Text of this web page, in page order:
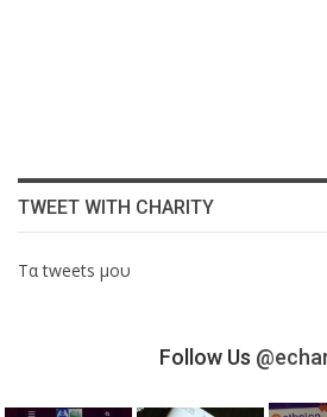
TWEET WITH CHARITY
Τα tweets μου
Follow Us